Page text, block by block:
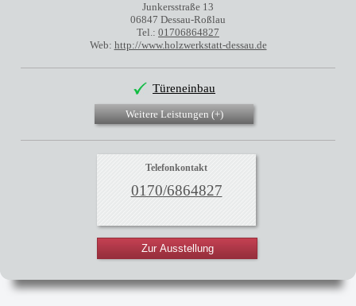
Junkersstraße 13
06847 Dessau-Roßlau
Tel.: 01706864827
Web: http://www.holzwerkstatt-dessau.de
Türeneinbau
Weitere Leistungen (+)
Telefonkontakt
0170/6864827
Zur Ausstellung